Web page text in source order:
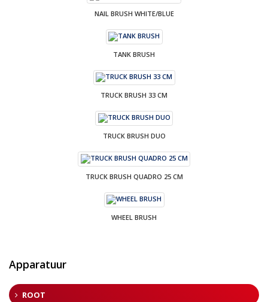
NAIL BRUSH WHITE/BLUE
TANK BRUSH
TRUCK BRUSH 33 CM
TRUCK BRUSH DUO
TRUCK BRUSH QUADRO 25 CM
WHEEL BRUSH
Apparatuur
ROOT